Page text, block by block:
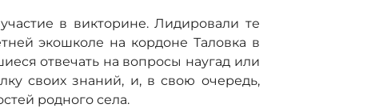
в викторине. Лидировали те
экошколе на кордоне Таловка в
отвечать на вопросы наугад или
своих знаний, и, в свою очередь,
родного села.